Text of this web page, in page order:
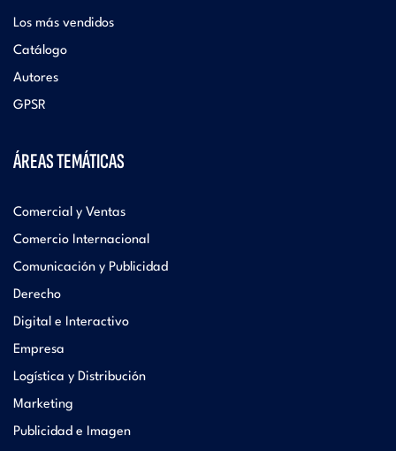
Los más vendidos
Catálogo
Autores
GPSR
ÁREAS TEMÁTICAS
Comercial y Ventas
Comercio Internacional
Comunicación y Publicidad
Derecho
Digital e Interactivo
Empresa
Logística y Distribución
Marketing
Publicidad e Imagen